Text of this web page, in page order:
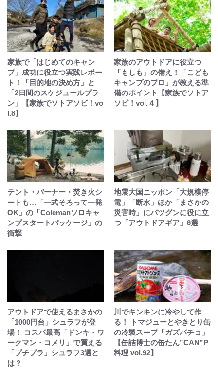
家族で「はじめてのキャン
プ」成功に役立つ実践レポー
ト！「目的地の決め方」と
「2日間のスケジュールプラ
ン」【家族でソトアソビ！vo
l.8】
家族のアウトドアに役立つ
「もしも」の備え！「こども
キャンプのプロ」が教える準
備のポイント【家族でソトア
ソビ！vol.４】
テント・バーナー・焚き火シ
ートも…「一式そろって一発
OK」の「Colemanソロキャ
ンプスタートパッケージ」の
衝撃
地震大国ニッポン「大規模停
電」「断水」ほか「まさかの
災害時」にバツグンに役に立
つ「アウトドアギア」6選
アウトドアで使えるまさかの
「1000円台」シュラフが登
場！ コスパ最高「ドンキ・ワ
ークマン・コメリ」で買える
「プチプラ」シュラフ3選と
は？
川でキンキンに冷やして作
る！ トマジューとやきとり缶
の冷製スープ「ガズパチョ」
【缶詰博士の缶たん”CAN”P
料理 vol.92】